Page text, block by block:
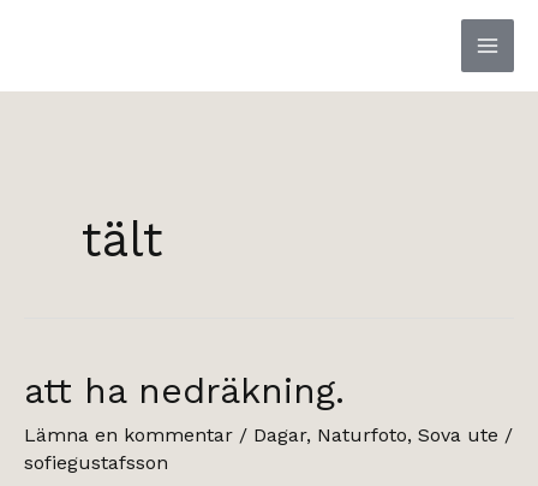
tält
att ha nedräkning.
Lämna en kommentar / Dagar, Naturfoto, Sova ute /
sofiegustafsson